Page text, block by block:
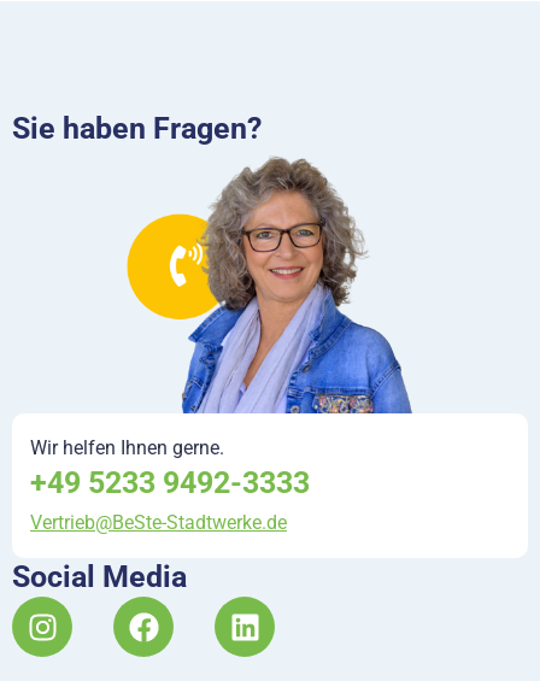
Sie haben Fragen?
Wir helfen Ihnen gerne.
+49 5233 9492-3333
Vertrieb@BeSte-Stadtwerke.de
Social Media
I
n
F
a
L
i